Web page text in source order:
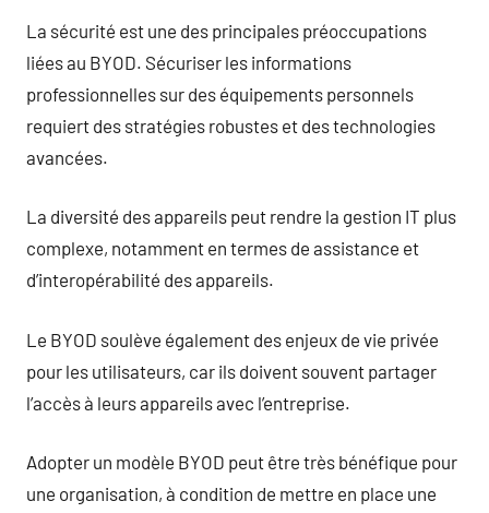
La sécurité est une des principales préoccupations
liées au BYOD. Sécuriser les informations
professionnelles sur des équipements personnels
requiert des stratégies robustes et des technologies
avancées.
La diversité des appareils peut rendre la gestion IT plus
complexe, notamment en termes de assistance et
d’interopérabilité des appareils.
Le BYOD soulève également des enjeux de vie privée
pour les utilisateurs, car ils doivent souvent partager
l’accès à leurs appareils avec l’entreprise.
Adopter un modèle BYOD peut être très bénéfique pour
une organisation, à condition de mettre en place une